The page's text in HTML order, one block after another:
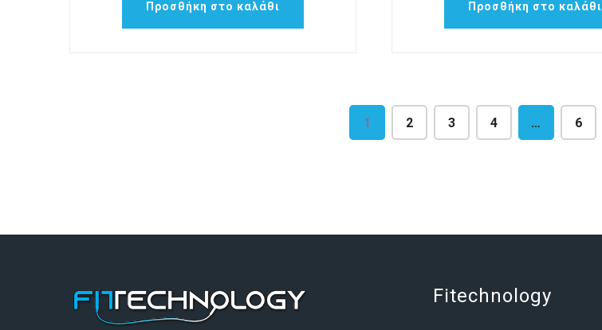
Προσθήκη στο καλάθι Προσθήκη στο καλάθι
1 2 3 4 … 6
Fitechnology